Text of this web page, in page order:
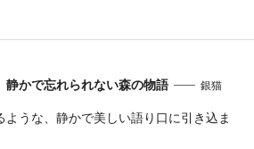
静かで忘れられない森の物語
銀猫
ような、静かで美しい語り口に引き込ま